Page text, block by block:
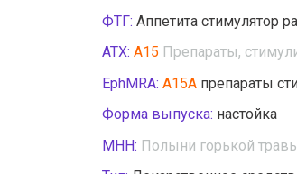
ФТГ: Аппетита стимулятор
АТХ: A15 Препараты,
EphMRA: A15A препараты
Форма выпуска: настойка
МНН: Полыни горькой